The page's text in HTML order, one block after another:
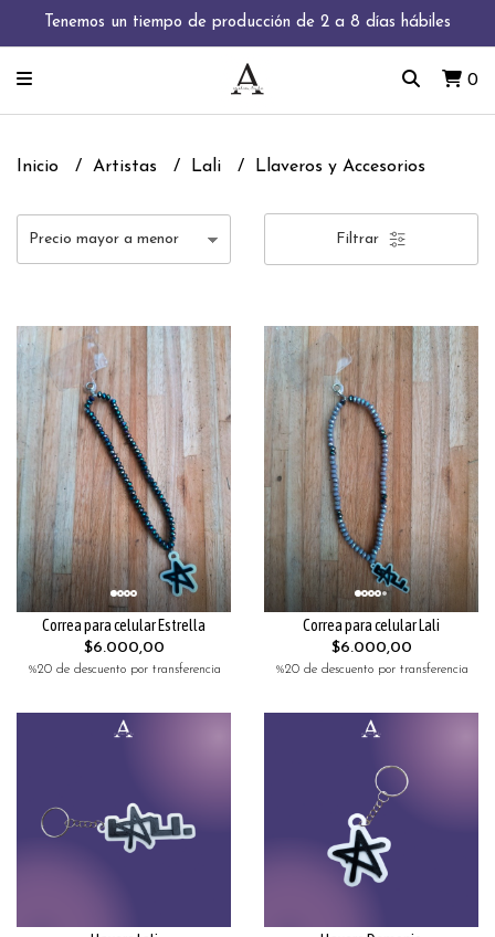
Tenemos un tiempo de producción de 2 a 8 días hábiles
0
Inicio Artistas Lali Llaveros y Accesorios
Filtrar
Correa para celular Estrella
$6.000,00
%20 de descuento por transferencia
Correa para celular Lali
$6.000,00
%20 de descuento por transferencia